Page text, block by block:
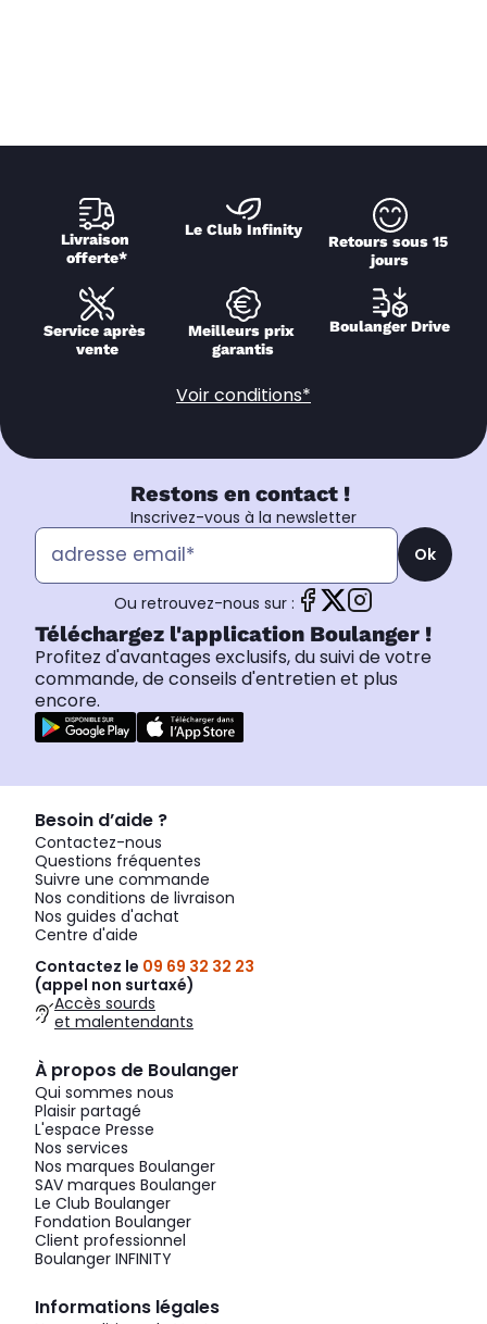
Livraison
offerte*
Le Club Infinity
Retours sous 15
jours
Service après
vente
Meilleurs prix
garantis
Boulanger Drive
Voir conditions*
Restons en contact !
Inscrivez-vous à la newsletter
Ok
Ou retrouvez-nous sur :
Téléchargez l'application Boulanger !
Profitez d'avantages exclusifs, du suivi de votre
commande, de conseils d'entretien et plus
encore.
Besoin d’aide ?
Contactez-nous
Questions fréquentes
Suivre une commande
Nos conditions de livraison
Nos guides d'achat
Centre d'aide
Contactez le 09 69 32 32 23
(appel non surtaxé)
Accès sourds
et malentendants
À propos de Boulanger
Qui sommes nous
Plaisir partagé
L'espace Presse
Nos services
Nos marques Boulanger
SAV marques Boulanger
Le Club Boulanger
Fondation Boulanger
Client professionnel
Boulanger INFINITY
Informations légales